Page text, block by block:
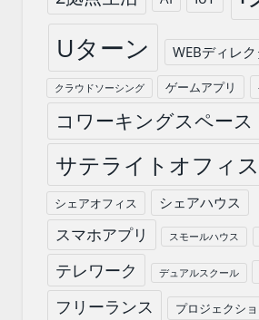
Uターン WEBディレ
クラウドソーシング ゲームアプリ
コワーキングスペース
サテライトオフィス
シェアオフィス シェアハウス
スマホアプリ スモールハウス
テレワーク デュアルスクール
フリーランス プロジェクシ